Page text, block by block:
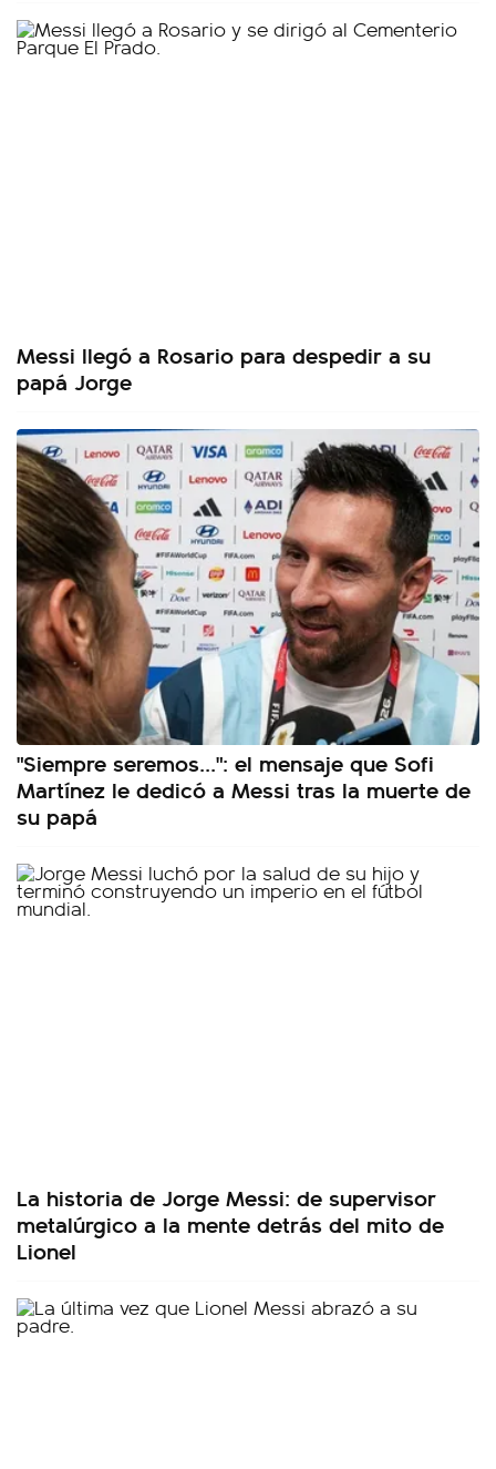
Messi llegó a Rosario para despedir a su
papá Jorge
"Siempre seremos...": el mensaje que Sofi
Martínez le dedicó a Messi tras la muerte de
su papá
La historia de Jorge Messi: de supervisor
metalúrgico a la mente detrás del mito de
Lionel